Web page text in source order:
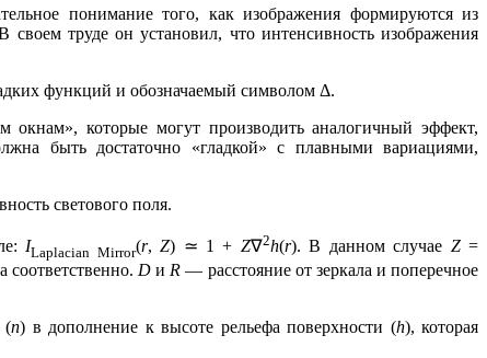
понимание того, как изображения формируются из
своем труде он установил, что интенсивность изображения
функций и обозначаемый символом Δ.
которые могут производить аналогичный эффект,
быть достаточно «гладкой» с плавными вариациями,
светового поля.
ILaplacian Mirror(r,Z) ≃ 1 + Z∇2h(r). В данном случае Z=
D и R — расстояние от зеркала и поперечное
(n) в дополнение к высоте рельефа поверхности (h), которая